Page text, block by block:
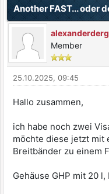
Another FAST... oder
Member
25.10.2025, 09:45
Hallo zusammen,
ich habe noch zwei
möchte diese jetzt mit
Breitbänder zu einem
Gehäuse GHP mit 20